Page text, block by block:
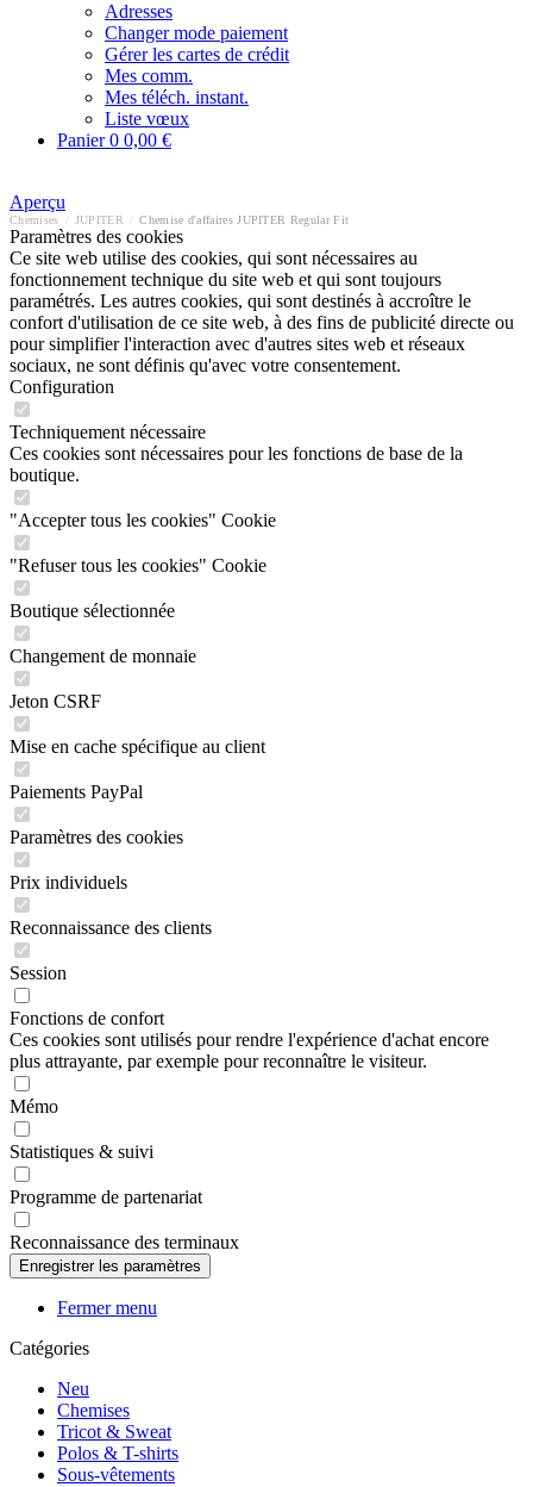
Adresses
Changer mode paiement
Gérer les cartes de crédit
Mes comm.
Mes téléch. instant.
Liste vœux
Panier0 0,00 €
Aperçu
Chemises JUPITER Chemise d'affaires JUPITER Regular Fit
Paramètres des cookies
Ce site web utilise des cookies, qui sont nécessaires au
fonctionnement technique du site web et qui sont toujours
paramétrés. Les autres cookies, qui sont destinés à accroître le
confort d'utilisation de ce site web, à des fins de publicité directe ou
pour simplifier l'interaction avec d'autres sites web et réseaux
sociaux, ne sont définis qu'avec votre consentement.
Configuration
Techniquement nécessaire
Ces cookies sont nécessaires pour les fonctions de base de la
boutique.
"Accepter tous les cookies" Cookie
"Refuser tous les cookies" Cookie
Boutique sélectionnée
Changement de monnaie
Jeton CSRF
Mise en cache spécifique au client
Paiements PayPal
Paramètres des cookies
Prix individuels
Reconnaissance des clients
Session
Fonctions de confort
Ces cookies sont utilisés pour rendre l'expérience d'achat encore
plus attrayante, par exemple pour reconnaître le visiteur.
Mémo
Statistiques & suivi
Programme de partenariat
Reconnaissance des terminaux
Fermer menu
Catégories
Neu
Chemises
Tricot & Sweat
Polos & T-shirts
Sous-vêtements